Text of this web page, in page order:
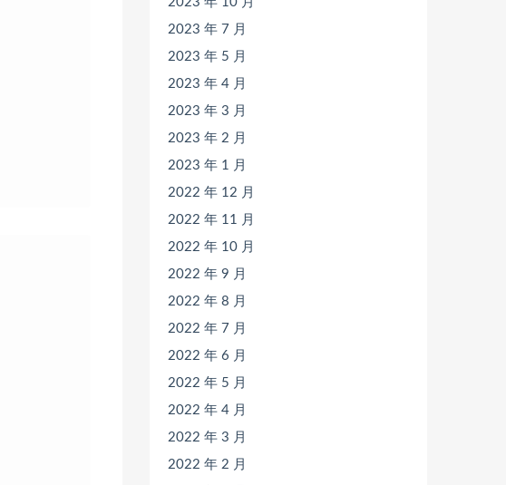
2023 年 7 月
2023 年 5 月
2023 年 4 月
2023 年 3 月
2023 年 2 月
2023 年 1 月
2022 年 12 月
2022 年 11 月
2022 年 10 月
2022 年 9 月
2022 年 8 月
2022 年 7 月
2022 年 6 月
2022 年 5 月
2022 年 4 月
2022 年 3 月
2022 年 2 月